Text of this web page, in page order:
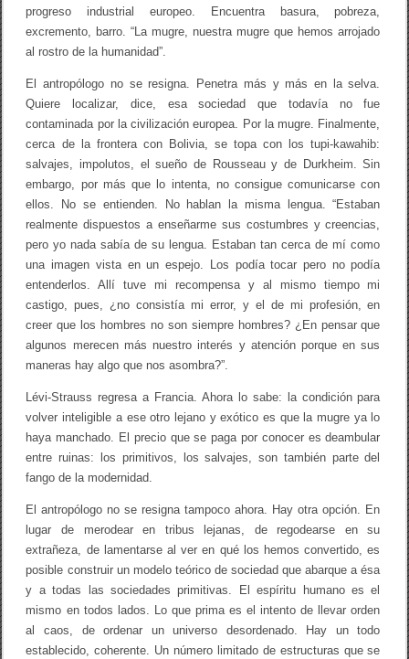
progreso industrial europeo. Encuentra basura, pobreza,
excremento, barro. “La mugre, nuestra mugre que hemos arrojado
al rostro de la humanidad”.
El antropólogo no se resigna. Penetra más y más en la selva.
Quiere localizar, dice, esa sociedad que todavía no fue
contaminada por la civilización europea. Por la mugre. Finalmente,
cerca de la frontera con Bolivia, se topa con los tupi-kawahib:
salvajes, impolutos, el sueño de Rousseau y de Durkheim. Sin
embargo, por más que lo intenta, no consigue comunicarse con
ellos. No se entienden. No hablan la misma lengua. “Estaban
realmente dispuestos a enseñarme sus costumbres y creencias,
pero yo nada sabía de su lengua. Estaban tan cerca de mí como
una imagen vista en un espejo. Los podía tocar pero no podía
entenderlos. Allí tuve mi recompensa y al mismo tiempo mi
castigo, pues, ¿no consistía mi error, y el de mi profesión, en
creer que los hombres no son siempre hombres? ¿En pensar que
algunos merecen más nuestro interés y atención porque en sus
maneras hay algo que nos asombra?”.
Lévi-Strauss regresa a Francia. Ahora lo sabe: la condición para
volver inteligible a ese otro lejano y exótico es que la mugre ya lo
haya manchado. El precio que se paga por conocer es deambular
entre ruinas: los primitivos, los salvajes, son también parte del
fango de la modernidad.
El antropólogo no se resigna tampoco ahora. Hay otra opción. En
lugar de merodear en tribus lejanas, de regodearse en su
extrañeza, de lamentarse al ver en qué los hemos convertido, es
posible construir un modelo teórico de sociedad que abarque a ésa
y a todas las sociedades primitivas. El espíritu humano es el
mismo en todos lados. Lo que prima es el intento de llevar orden
al caos, de ordenar un universo desordenado. Hay un todo
establecido, coherente. Un número limitado de estructuras que se